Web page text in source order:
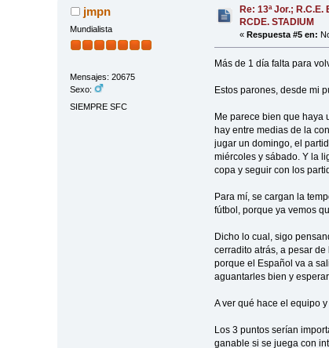
jmpn
Mundialista
Mensajes: 20675
Sexo:
SIEMPRE SFC
Re: 13ª Jor.;
RCDE. STADIUM
«Respuesta #5 en:
Más de 1 día falta para
Estos parones, desde mi
Me parece bien que haya
hay entre medias de la
jugar un domingo, el
miércoles y sábado. Y la
copa y seguir con los
Para mí, se cargan la
fútbol, porque ya vemos
Dicho lo cual, sigo
cerradito atrás, a pesar
porque el Español va a
aguantarles bien y
A ver qué hace el equipo
Los 3 puntos serían
ganable si se juega con